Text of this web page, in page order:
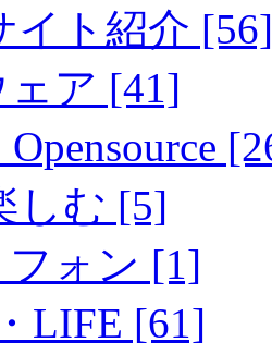
イト紹介 [56]
ア [41]
しむ [5]
ォン [1]
LIFE [61]